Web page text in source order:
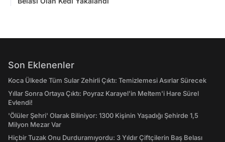
Son Eklenenler
Koca Ülkede Tüm Sular Zehirli Çıktı: Temizlemesi Asırlar Sürecek
Yıllar Sonra Ortaya Çıktı: Poyraz Karayel'in Meltem'i Hare Sürel
Evlendi!
'Ölüler Şehri' Olarak Biliniyor: 1300 Kişinin Yaşadığı Şehirde 1,5
Milyon Mezar Var
Hiçbir Tuzak Onu Durduramıyordu: 3 Yıldır Çiftçilerin Baş Belası